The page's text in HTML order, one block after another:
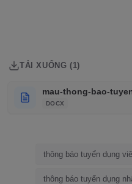
TẢI XUỐNG (1)
mau-thong-bao-
DOCX
thông báo tuyển dụng
thông báo tuyển dụng